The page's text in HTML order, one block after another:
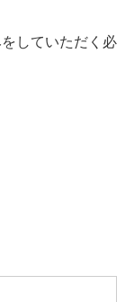
していただく必